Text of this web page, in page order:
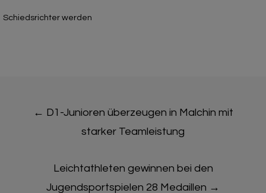
Schiedsrichter werden
Post
navigation
← D1-Junioren überzeugen in Malchin mit
starker Teamleistung
Leichtathleten gewinnen bei den
Jugendsportspielen 28 Medaillen →